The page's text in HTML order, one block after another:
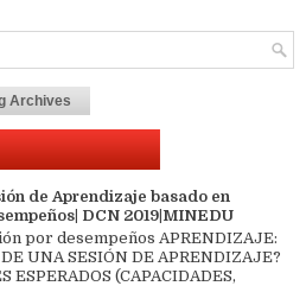
Archives
de Aprendizaje basado en
DCN 2019|MINEDU
por desempeños APRENDIZAJE:
UNA SESIÓN DE APRENDIZAJE?
ESPERADOS (CAPACIDADES,